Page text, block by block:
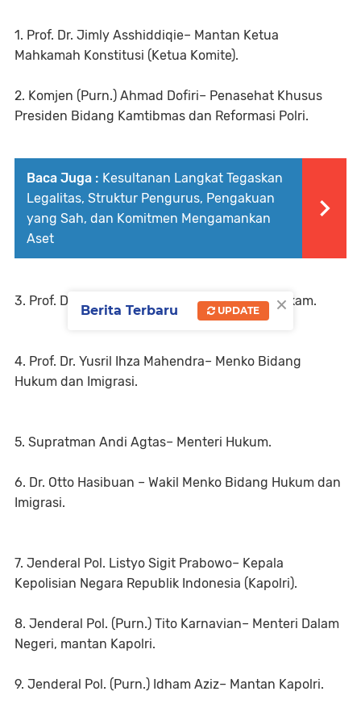
1. Prof. Dr. Jimly Asshiddiqie– Mantan Ketua
Mahkamah Konstitusi (Ketua Komite).
2. Komjen (Purn.) Ahmad Dofiri– Penasehat Khusus
Presiden Bidang Kamtibmas dan Reformasi Polri.
Baca Juga : Kesultanan Langkat Tegaskan
Legalitas, Struktur Pengurus, Pengakuan
yang Sah, dan Komitmen Mengamankan
Aset
3. Prof. Dr. Mahfud MD – Mantan Menko Polhukam.
4. Prof. Dr. Yusril Ihza Mahendra– Menko Bidang
Hukum dan Imigrasi.
5. Supratman Andi Agtas– Menteri Hukum.
6. Dr. Otto Hasibuan – Wakil Menko Bidang Hukum dan
Imigrasi.
7. Jenderal Pol. Listyo Sigit Prabowo– Kepala
Kepolisian Negara Republik Indonesia (Kapolri).
8. Jenderal Pol. (Purn.) Tito Karnavian– Menteri Dalam
Negeri, mantan Kapolri.
9. Jenderal Pol. (Purn.) Idham Aziz– Mantan Kapolri.
×
Berita Terbaru UPDATE